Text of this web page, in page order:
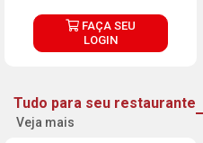
FAÇA SEU
LOGIN
Tudo para seu restaurante
Veja mais